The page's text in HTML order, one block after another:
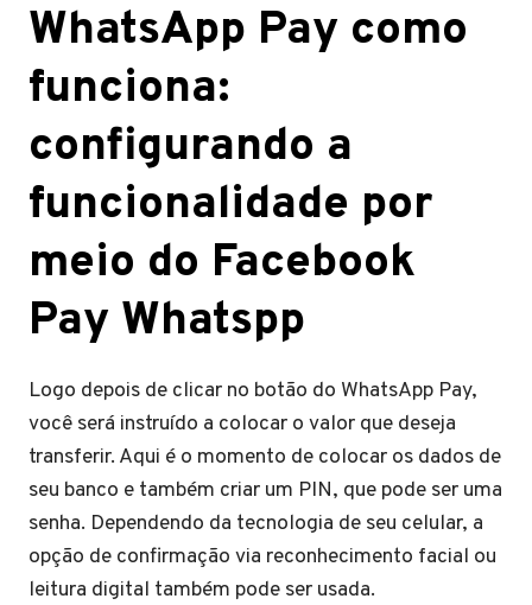
WhatsApp Pay como
funciona:
configurando a
funcionalidade por
meio do Facebook
Pay Whatspp
Logo depois de clicar no botão do WhatsApp Pay,
você será instruído a colocar o valor que deseja
transferir. Aqui é o momento de colocar os dados de
seu banco e também criar um PIN, que pode ser uma
senha. Dependendo da tecnologia de seu celular, a
opção de confirmação via reconhecimento facial ou
leitura digital também pode ser usada.